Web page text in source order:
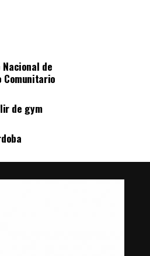
de
de gym